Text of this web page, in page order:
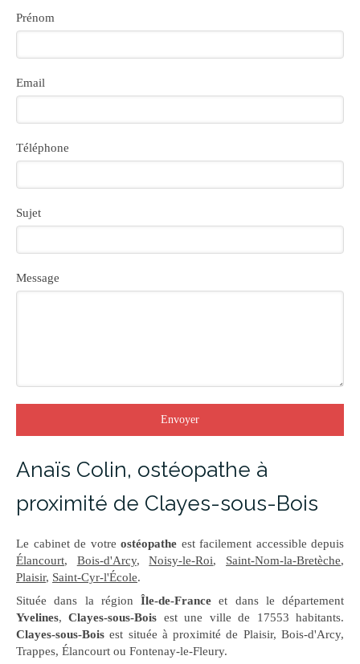
Prénom
Email
Téléphone
Sujet
Message
Envoyer
Anaïs Colin, ostéopathe à
proximité de Clayes-sous-Bois
Le cabinet de votre ostéopathe est facilement accessible depuis
Élancourt, Bois-d'Arcy,Noisy-le-Roi, Saint-Nom-la-Bretèche,
Plaisir, Saint-Cyr-l'École.
Située dans la région Île-de-France et dans le département
Yvelines,Clayes-sous-Bois est une ville de 17553 habitants.
Clayes-sous-Bois est située à proximité de Plaisir, Bois-d'Arcy,
Trappes, Élancourt ou Fontenay-le-Fleury.